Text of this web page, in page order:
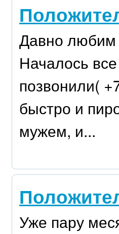
Давно любим
Началось
позвонили(
быстро и
мужем, и...
Уже пару